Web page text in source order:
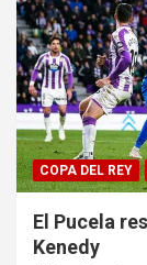
COPA DEL REY
El Pucela
Kenedy